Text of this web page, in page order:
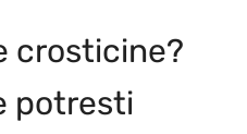
crosticine?
potresti